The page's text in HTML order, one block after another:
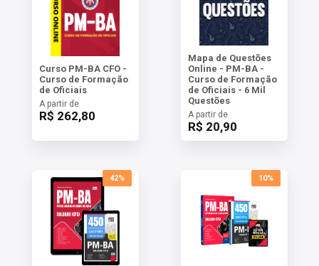
Curso PM-BA CFO -
Curso de Formação
de Oficiais
A partir de
R$ 262,80
Mapa de Questões
Online - PM-BA -
Curso de Formação
de Oficiais - 6 Mil
Questões
A partir de
R$ 20,90
42% 10%